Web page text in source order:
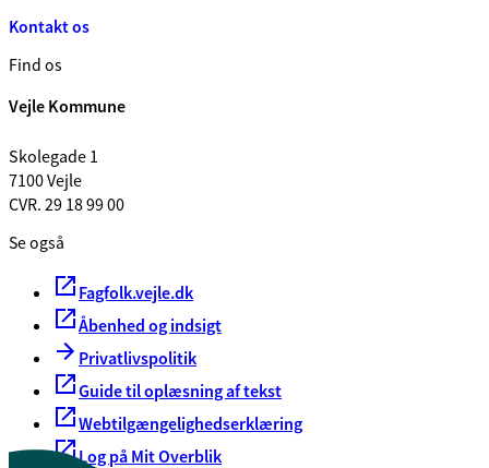
Kontakt os
Find os
Vejle Kommune
Skolegade 1
7100 Vejle
CVR. 29 18 99 00
Se også
Fagfolk.vejle.dk
Åbenhed og indsigt
Privatlivspolitik
Guide til oplæsning af tekst
Webtilgængelighedserklæring
Log på Mit Overblik